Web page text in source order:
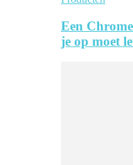
Een
je op moet